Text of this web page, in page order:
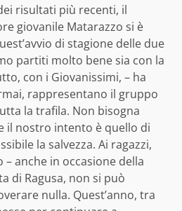
risultati più recenti, il
giovanile Matarazzo si è
di stagione delle due
partiti molto bene sia con la
con i Giovanissimi, – ha
rappresentano il gruppo
la trafila. Non bisogna
il nostro intento è quello di
la salvezza. Ai ragazzi,
anche in occasione della
di Ragusa, non si può
nulla. Quest’anno, tra